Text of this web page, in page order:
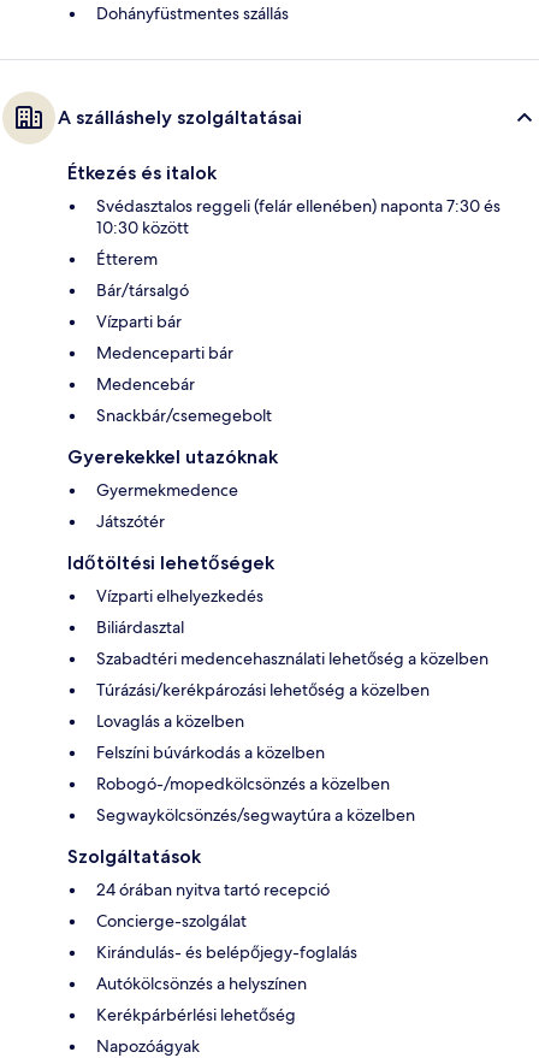
Dohányfüstmentes szállás
A szálláshely szolgáltatásai
Étkezés és italok
Svédasztalos reggeli (felár ellenében) naponta 7:30 és
10:30 között
Étterem
Bár/társalgó
Vízparti bár
Medenceparti bár
Medencebár
Snackbár/csemegebolt
Gyerekekkel utazóknak
Gyermekmedence
Játszótér
Időtöltési lehetőségek
Vízparti elhelyezkedés
Biliárdasztal
Szabadtéri medencehasználati lehetőség a közelben
Túrázási/kerékpározási lehetőség a közelben
Lovaglás a közelben
Felszíni búvárkodás a közelben
Robogó-/mopedkölcsönzés a közelben
Segwaykölcsönzés/segwaytúra a közelben
Szolgáltatások
24 órában nyitva tartó recepció
Concierge-szolgálat
Kirándulás- és belépőjegy-foglalás
Autókölcsönzés a helyszínen
Kerékpárbérlési lehetőség
Napozóágyak